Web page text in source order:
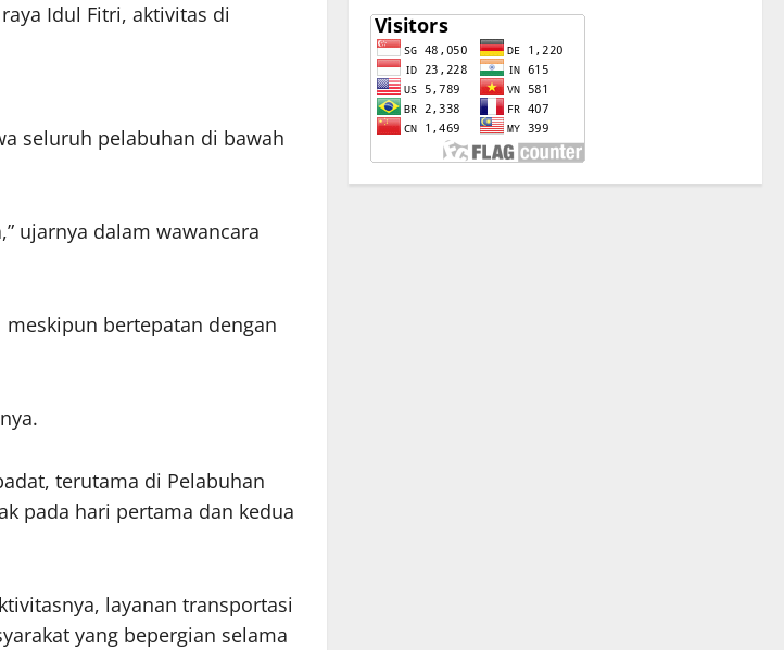
Idul Fitri, aktivitas di
seluruh pelabuhan di bawah
ujarnya dalam wawancara
bertepatan dengan
terutama di Pelabuhan
pada hari pertama dan kedua
layanan transportasi
yang bepergian selama